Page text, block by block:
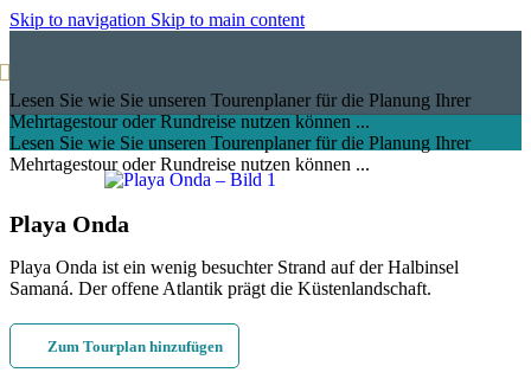
Skip to navigation Skip to main content
Lesen Sie wie Sie unseren Tourenplaner für die Planung Ihrer
Mehrtagestour oder Rundreise nutzen können ...
Lesen Sie wie Sie unseren Tourenplaner für die Planung Ihrer
Mehrtagestour oder Rundreise nutzen können ...
Playa Onda
Playa Onda ist ein wenig besuchter Strand auf der Halbinsel
Samaná. Der offene Atlantik prägt die Küstenlandschaft.
Zum Tourplan hinzufügen